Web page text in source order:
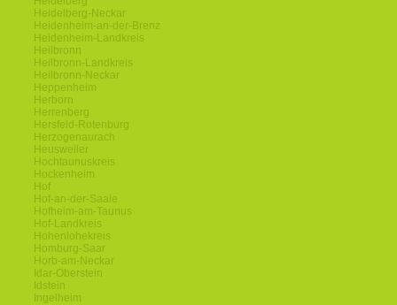
Heidelberg-Neckar
Heidenheim-an-der-Brenz
Heidenheim-Landkreis
Heilbronn
Heilbronn-Landkreis
Heilbronn-Neckar
Heppenheim
Herborn
Herrenberg
Hersfeld-Rotenburg
Herzogenaurach
Heusweiler
Hochtaunuskreis
Hockenheim
Hof
Hof-an-der-Saale
Hofheim-am-Taunus
Hof-Landkreis
Hohenlohekreis
Homburg-Saar
Horb-am-Neckar
Idar-Oberstein
Idstein
Ingelheim